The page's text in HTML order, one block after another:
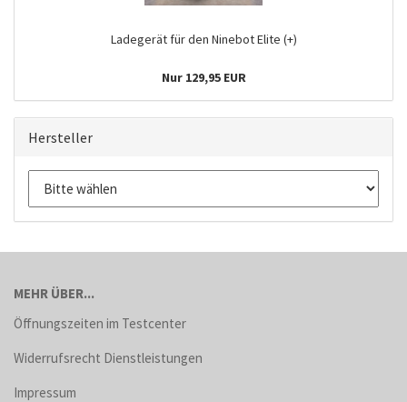
Ladegerät für den Ninebot Elite (+)
Nur 129,95 EUR
Hersteller
MEHR ÜBER...
Öffnungszeiten im Testcenter
Widerrufsrecht Dienstleistungen
Impressum